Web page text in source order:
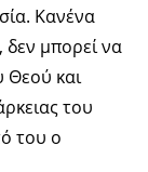
Κανένα
δεν μπορεί να
Θεού και
του
του ο